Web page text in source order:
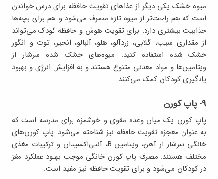
میوه خشک یکی دیگر از غذاهای تقویت حافظه برای درس خواندن
است که هم راحت‌تر از میوه تازه مصرف می‌شود و هم برای بچه‌ها
جذابیت بیشتری دارد. برای تقویت هوش و حافظه کودک می‌تواند
از مقداری سیب، گلابی، زردآلو، هلو، آلبالو، انجیر، توت و انگور
خشک شده استفاده کنید. میوه‌های خشک شده سرشار از
ویتامین‌ها و مواد معدنی متنوع هستند و به افزایش انرژی و بهبود
یادگیری کودکان کمک می‌کنند.
۹- پاپ کورن
پاپ کورن یک میان وعده مقوی و خوشمزه برای مدرسه است که
به عنوان معجزه تقویت حافظه نیز شناخته می‌شود. پاپ کورن‌های
خانگی سرشار از آهن، ویتامین B، آنتی‌اکسیدان و ترکیبات مغذی
مختلف هستند. مصرف پاپ کورن خانگی موجب بهبود عملکرد مغز
در کودکان می‌شود و برای تقویت حافظه نیز مفید است.